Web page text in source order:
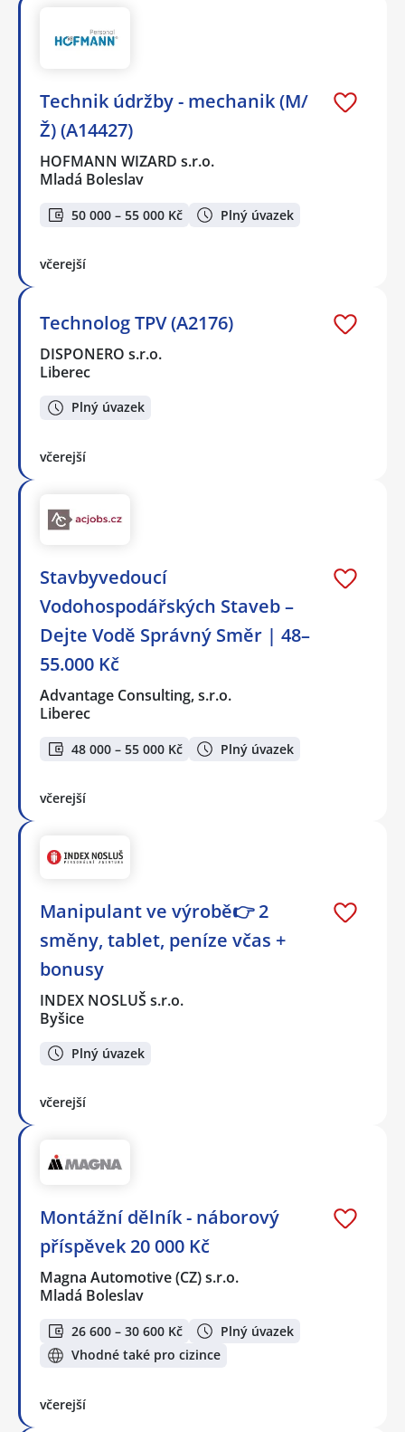
Technik údržby - mechanik (M/
Ž) (A14427)
HOFMANN WIZARD s.r.o.
Mladá Boleslav
50 000 – 55 000 Kč Plný úvazek
včerejší
Technolog TPV (A2176)
DISPONERO s.r.o.
Liberec
Plný úvazek
včerejší
Stavbyvedoucí
Vodohospodářských Staveb –
Dejte Vodě Správný Směr | 48–
55.000 Kč
Advantage Consulting, s.r.o.
Liberec
48 000 – 55 000 Kč Plný úvazek
včerejší
Manipulant ve výrobě👉 2
směny, tablet, peníze včas +
bonusy
INDEX NOSLUŠ s.r.o.
Byšice
Plný úvazek
včerejší
Montážní dělník - náborový
příspěvek 20 000 Kč
Magna Automotive (CZ) s.r.o.
Mladá Boleslav
26 600 – 30 600 Kč
Plný úvazek
Vhodné také pro cizince
včerejší